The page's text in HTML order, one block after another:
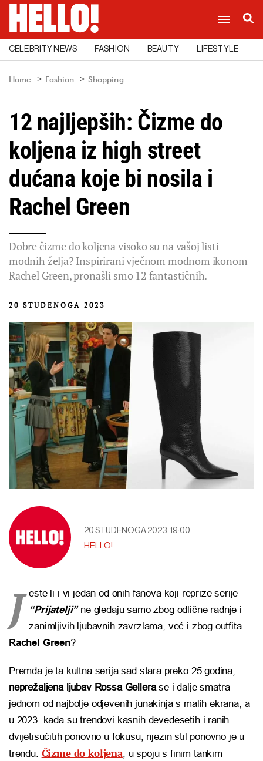
CELEBRITY NEWS FASHION BEAUTY LIFESTYLE
Home Fashion Shopping
12 najljepših: Čizme do
koljena iz high street
dućana koje bi nosila i
Rachel Green
Dobre čizme do koljena visoko su na vašoj listi
modnih želja? Inspirirani vječnom modnom ikonom
Rachel Green, pronašli smo 12 fantastičnih.
20 STUDENOGA 2023
20 STUDENOGA 2023 19:00
HELLO!
J este li i vi jedan od onih fanova koji reprize serije
“Prijatelji” ne gledaju samo zbog odlične radnje i
zanimljivih ljubavnih zavrzlama, već i zbog outfita
Rachel Green?
Premda je ta kultna serija sad stara preko 25 godina,
neprežaljena ljubav Rossa Gellerase i dalje smatra
jednom od najbolje odjevenih junakinja s malih ekrana, a
u 2023. kada su trendovi kasnih devedesetih i ranih
dvijetisućitih ponovno u fokusu, njezin stil ponovno je u
trendu. Čizme do koljena, u spoju s finim tankim